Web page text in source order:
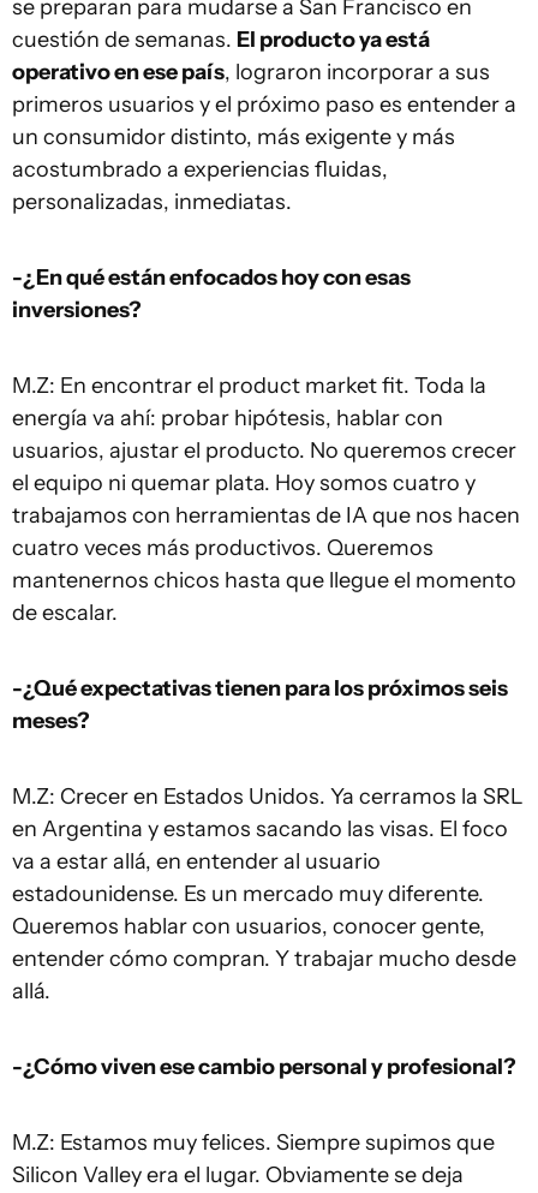
se preparan para mudarse a San Francisco en
cuestión de semanas. El producto ya está
operativo en ese país, lograron incorporar a sus
primeros usuarios y el próximo paso es entender a
un consumidor distinto, más exigente y más
acostumbrado a experiencias fluidas,
personalizadas, inmediatas.
-¿En qué están enfocados hoy con esas
inversiones?
M.Z: En encontrar el product market fit. Toda la
energía va ahí: probar hipótesis, hablar con
usuarios, ajustar el producto. No queremos crecer
el equipo ni quemar plata. Hoy somos cuatro y
trabajamos con herramientas de IA que nos hacen
cuatro veces más productivos. Queremos
mantenernos chicos hasta que llegue el momento
de escalar.
-¿Qué expectativas tienen para los próximos seis
meses?
M.Z: Crecer en Estados Unidos. Ya cerramos la SRL
en Argentina y estamos sacando las visas. El foco
va a estar allá, en entender al usuario
estadounidense. Es un mercado muy diferente.
Queremos hablar con usuarios, conocer gente,
entender cómo compran. Y trabajar mucho desde
allá.
-¿Cómo viven ese cambio personal y profesional?
M.Z: Estamos muy felices. Siempre supimos que
Silicon Valley era el lugar. Obviamente se deja